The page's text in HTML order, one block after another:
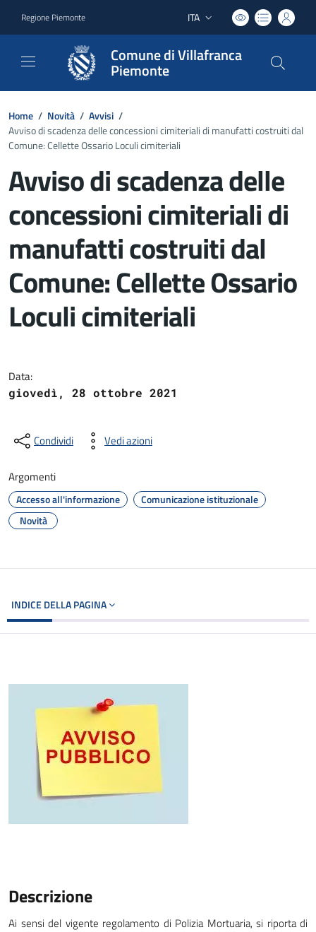
Regione Piemonte Lingua attiva:
ITA
Comune di Villafranca
Piemonte
Home / Novità / Avvisi /
Avviso di scadenza delle concessioni cimiteriali di manufatti costruiti dal
Comune: Cellette Ossario Loculi cimiteriali
Avviso di scadenza delle
concessioni cimiteriali di
manufatti costruiti dal
Comune: Cellette Ossario
Loculi cimiteriali
Data:
giovedì, 28 ottobre 2021
Condividi Vedi azioni
Argomenti
Accesso all'informazione
Comunicazione istituzionale
Novità
INDICE DELLA PAGINA
Descrizione
Ai sensi del vigente regolamento di Polizia Mortuaria, si riporta di